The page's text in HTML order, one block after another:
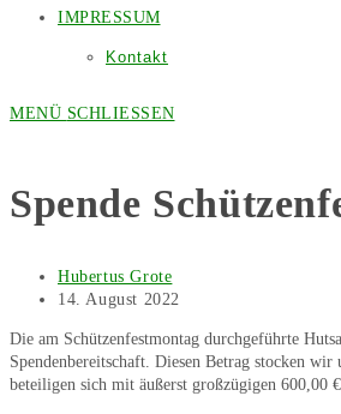
IMPRESSUM
Kontakt
MENÜ SCHLIESSEN
Spende
Beitrags-
Autor:
Hubertus Grote
Beitrag
14. August 2022
Die am Schützenfestmontag durchgeführte
Spendenbereitschaft. Diesen Betrag stocken
beteiligen sich mit äußerst großzügigen 600,00